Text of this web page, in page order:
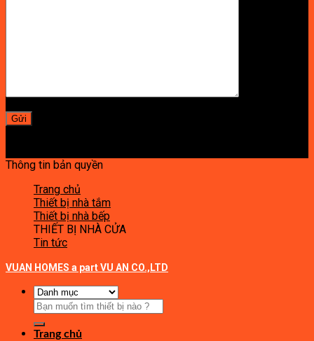
Thông tin bản quyền
Trang chủ
Thiết bị nhà tắm
Thiết bị nhà bếp
THIẾT BỊ NHÀ CỬA
Tin tức
VUAN HOMES a part VU AN CO.,LTD
Tìm
kiếm:
Trang chủ